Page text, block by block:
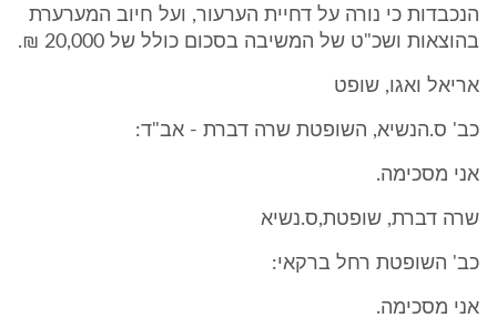
הנכבדות כי נורה על דחיית הערעור, ועל חיוב המערערת
בהוצאות ושכ"ט של המשיבה בסכום כולל של 20,000 ₪.
אריאל ואגו, שופט
כב' ס.הנשיא, השופטת שרה דברת - אב"ד:
אני מסכימה.
שרה דברת, שופטת,ס.נשיא
כב' השופטת רחל ברקאי:
אני מסכימה.